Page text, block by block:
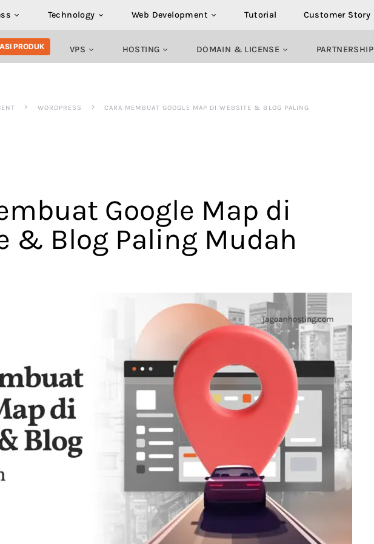
Technology Web Development Tutorial Customer Story
PRODUK VPS HOSTING DOMAIN & LICENSE PARTNERSHIP
WORDPRESS
CARA MEMBUAT GOOGLE MAP DI WEBSITE & BLOG PALING
Google Map di
& Blog Paling Mudah